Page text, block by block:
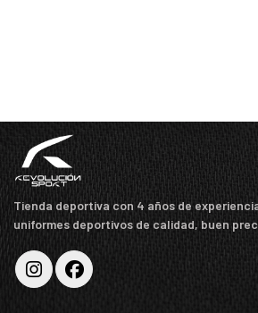
Tienda deportiva con 4 años de
uniformes deportivos de calidad, buen